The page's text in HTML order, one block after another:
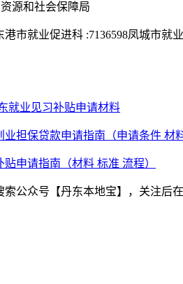
和社会保障局
港市就业促进科 :7136598凤城市就
就业见习补贴申请材料
业担保贷款申请指南（申请条件 材
申请指南（材料 标准 流程）
索公众号【丹东本地宝】，关注后